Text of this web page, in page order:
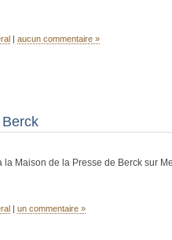
| aucun commentaire »
la Maison de la Presse de Berck sur
| un commentaire »